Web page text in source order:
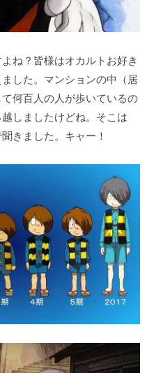
ね？皆様はオカルトお好き
した。マンションの中（居
何百人の人が歩いているの
しましたけどね。そこは
きました。キャー！